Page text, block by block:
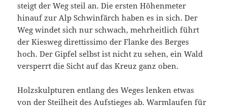
steigt der Weg steil an. Die ersten Höhenmeter
hinauf zur Alp Schwinfärch haben es in sich. Der
Weg windet sich nur schwach, mehrheitlich führt
der Kiesweg direttissimo der Flanke des Berges
hoch. Der Gipfel selbst ist nicht zu sehen, ein Wald
versperrt die Sicht auf das Kreuz ganz oben.
Holzskulpturen entlang des Weges lenken etwas
von der Steilheit des Aufstieges ab. Warmlaufen für